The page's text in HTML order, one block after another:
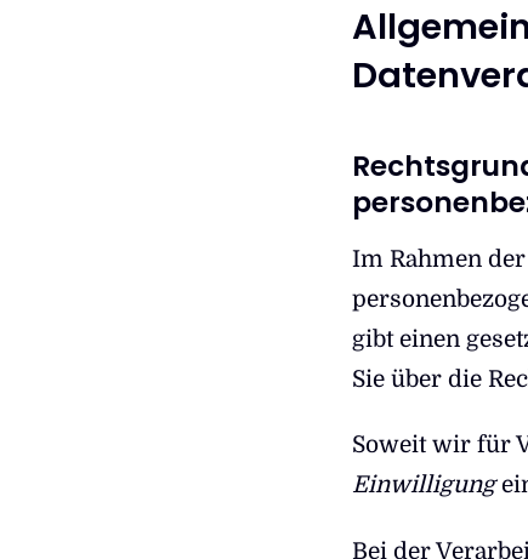
Im Rahmen
gibt einen
Sie über die
Soweit wir für
Einwilligung
Bei der